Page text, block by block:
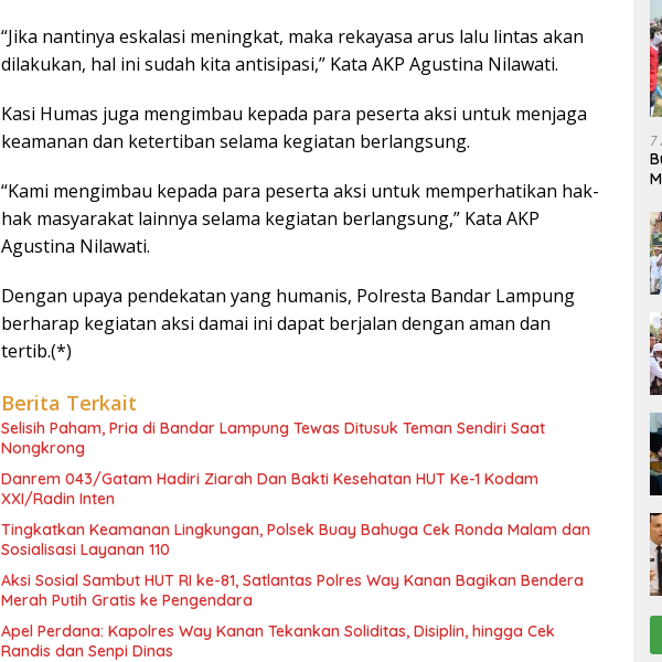
“Jika nantinya eskalasi meningkat, maka rekayasa arus lalu lintas akan
dilakukan, hal ini sudah kita antisipasi,” Kata AKP Agustina Nilawati.
Kasi Humas juga mengimbau kepada para peserta aksi untuk menjaga
keamanan dan ketertiban selama kegiatan berlangsung.
“Kami mengimbau kepada para peserta aksi untuk memperhatikan hak-
hak masyarakat lainnya selama kegiatan berlangsung,” Kata AKP
Agustina Nilawati.
Dengan upaya pendekatan yang humanis, Polresta Bandar Lampung
berharap kegiatan aksi damai ini dapat berjalan dengan aman dan
tertib.(*)
Berita Terkait
Selisih Paham, Pria di Bandar Lampung Tewas Ditusuk Teman Sendiri Saat
Nongkrong
Danrem 043/Gatam Hadiri Ziarah Dan Bakti Kesehatan HUT Ke-1 Kodam
XXI/Radin Inten
Tingkatkan Keamanan Lingkungan, Polsek Buay Bahuga Cek Ronda Malam dan
Sosialisasi Layanan 110
Aksi Sosial Sambut HUT RI ke-81, Satlantas Polres Way Kanan Bagikan Bendera
Merah Putih Gratis ke Pengendara
Apel Perdana: Kapolres Way Kanan Tekankan Soliditas, Disiplin, hingga Cek
Randis dan Senpi Dinas
7